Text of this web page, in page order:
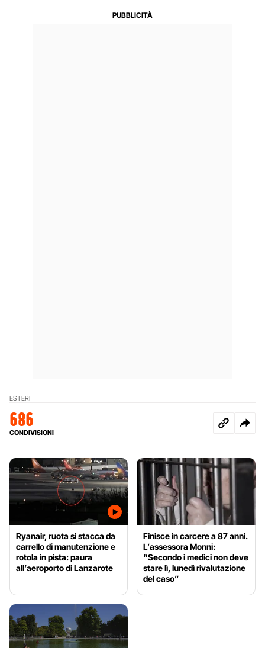
ESTERI
686
CONDIVISIONI
Ryanair, ruota si stacca da
carrello di manutenzione e
rotola in pista: paura
all’aeroporto di Lanzarote
Finisce in carcere a 87 anni.
L’assessora Monni:
“Secondo i medici non deve
stare lì, lunedì rivalutazione
del caso”